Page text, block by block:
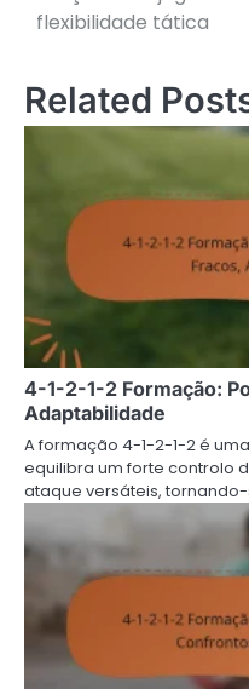
flexibilidade tática
Related
4-1-2-1-2 Formação:
Adaptabilidade
A formação 4-1-2-1-2 é
equilibra um forte controlo
ataque versáteis,